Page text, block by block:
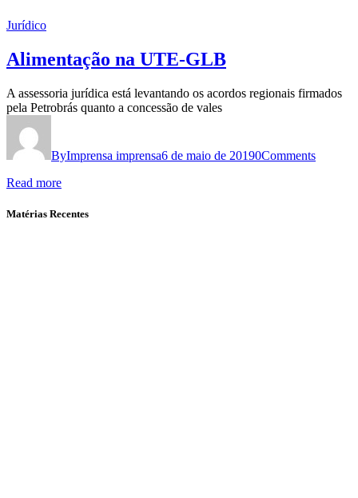
Jurídico
Alimentação na UTE-GLB
A assessoria jurídica está levantando os acordos regionais firmados
pela Petrobrás quanto a concessão de vales
ByImprensa imprensa6 de maio de 20190Comments
Read more
Matérias Recentes